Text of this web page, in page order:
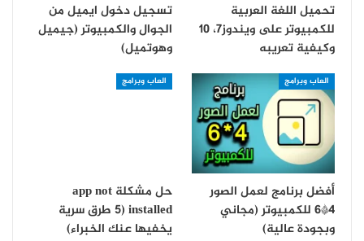
تحميل اللغة العربية
للكمبيوتر على ويندوز7، 10
وكيفية تعريبه
تسجيل دخول ايميل من
الجوال والكمبيوتر (جيميل
وهوتميل)
العاب وبرامج
أفضل برنامج لعمل الصور
4*6 للكمبيوتر (مجاني
وبجودة عالية)
العاب وبرامج
حل مشكلة app not
installed (5 طرق سرية
يخفيها عنك الخبراء)